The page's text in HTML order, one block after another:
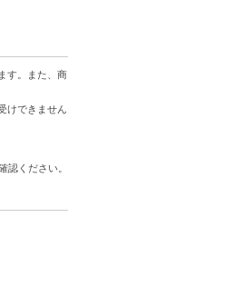
す。また、商
けできません
認ください。